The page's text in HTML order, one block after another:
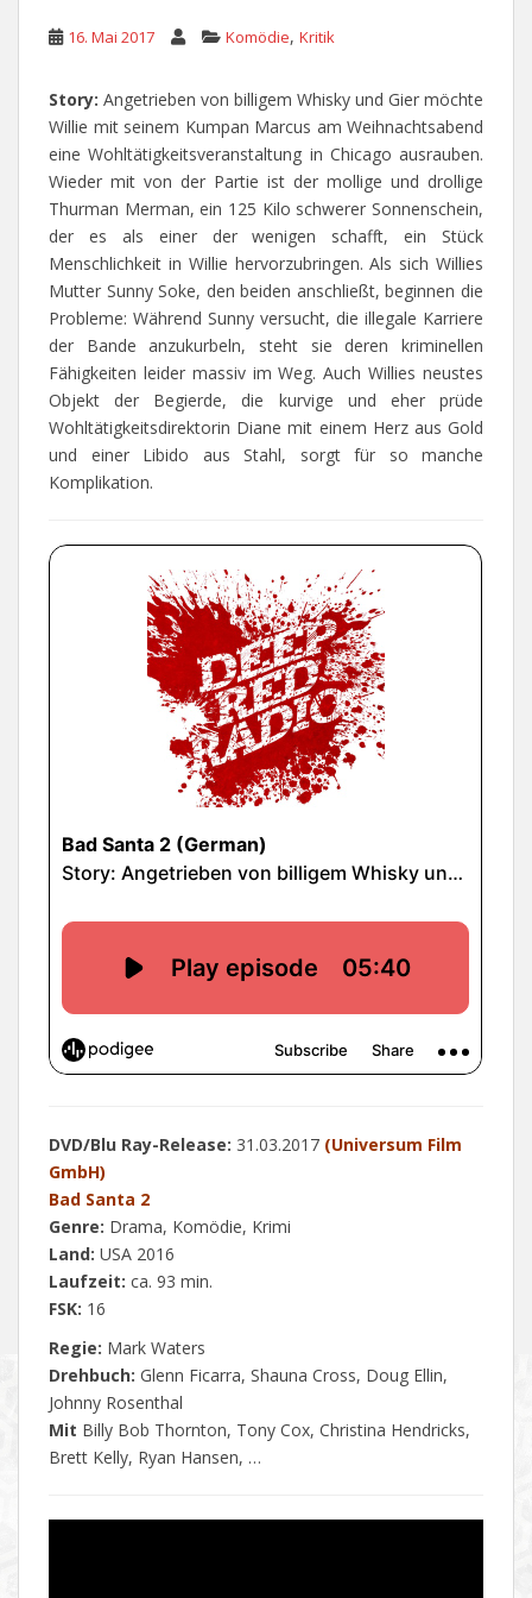
16. Mai 2017 Komödie, Kritik
Story: Angetrieben von billigem Whisky und Gier möchte
Willie mit seinem Kumpan Marcus am Weihnachtsabend
eine Wohltätigkeitsveranstaltung in Chicago ausrauben.
Wieder mit von der Partie ist der mollige und drollige
Thurman Merman, ein 125 Kilo schwerer Sonnenschein,
der es als einer der wenigen schafft, ein Stück
Menschlichkeit in Willie hervorzubringen. Als sich Willies
Mutter Sunny Soke, den beiden anschließt, beginnen die
Probleme: Während Sunny versucht, die illegale Karriere
der Bande anzukurbeln, steht sie deren kriminellen
Fähigkeiten leider massiv im Weg. Auch Willies neustes
Objekt der Begierde, die kurvige und eher prüde
Wohltätigkeitsdirektorin Diane mit einem Herz aus Gold
und einer Libido aus Stahl, sorgt für so manche
Komplikation.
DVD/Blu Ray-Release: 31.03.2017 (Universum Film
GmbH)
Bad Santa 2
Genre: Drama, Komödie, Krimi
Land: USA 2016
Laufzeit: ca. 93 min.
FSK: 16
Regie: Mark Waters
Drehbuch: Glenn Ficarra, Shauna Cross, Doug Ellin,
Johnny Rosenthal
Mit Billy Bob Thornton, Tony Cox, Christina Hendricks,
Brett Kelly, Ryan Hansen, …